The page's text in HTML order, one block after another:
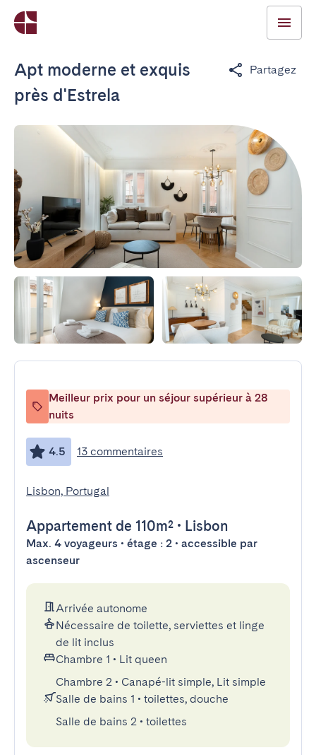
Apt moderne et exquis
près d'Estrela
Partagez
Meilleur prix pour un séjour supérieur à 28
nuits
4.5 13 commentaires
Lisbon, Portugal
Appartement de 110m² • Lisbon
Max. 4 voyageurs • étage : 2 • accessible par
ascenseur
Arrivée autonome
Nécessaire de toilette, serviettes et linge
de lit inclus
Chambre 1 • Lit queen
Chambre 2 • Canapé-lit simple, Lit simple
Salle de bains 1 • toilettes, douche
Salle de bains 2 • toilettes